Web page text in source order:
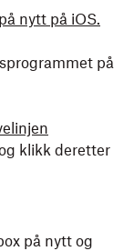
nytt på iOS.
på
klikk deretter
på nytt og